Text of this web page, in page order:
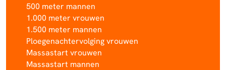
500 meter mannen
1.000 meter vrouwen
1.500 meter mannen
Ploegenachtervolging vrouwen
Massastart vrouwen
Massastart mannen